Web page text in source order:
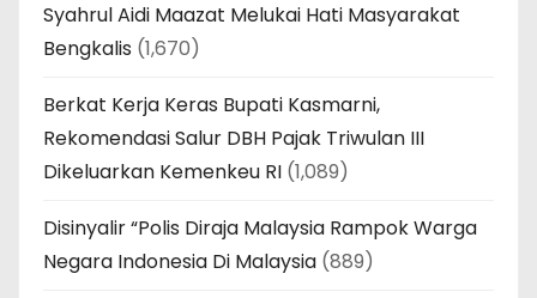
Syahrul Aidi Maazat Melukai Hati Masyarakat
Bengkalis (1,670)
Berkat Kerja Keras Bupati Kasmarni,
Rekomendasi Salur DBH Pajak Triwulan III
Dikeluarkan Kemenkeu RI (1,089)
Disinyalir “Polis Diraja Malaysia Rampok Warga
Negara Indonesia Di Malaysia (889)